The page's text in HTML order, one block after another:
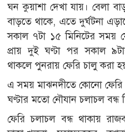
ঘন কুয়াশা দেখা যায়। বেলা
বাড়তে থাকে, এতে দুর্ঘটনা
সকাল ৭টা ১৫ মিনিটের সময়
প্রায় দুই ঘণ্টা পর সকাল
থাকলে পুনরায় ফেরি চালু করা
এ সময় মাঝনদীতে কোনো ফেরি
ঘণ্টার মতো নৌযান চলাচল
ফেরি চলাচল বন্ধ থাকায়